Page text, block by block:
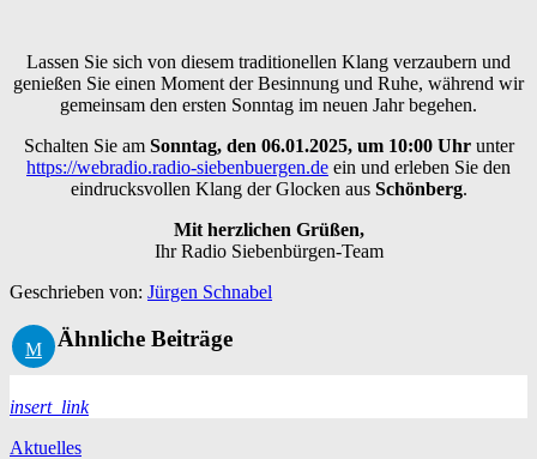
Lassen Sie sich von diesem traditionellen Klang verzaubern und
genießen Sie einen Moment der Besinnung und Ruhe, während wir
gemeinsam den ersten Sonntag im neuen Jahr begehen.
Schalten Sie am Sonntag, den 06.01.2025, um 10:00 Uhrunter
https://webradio.radio-siebenbuergen.de ein und erleben Sie den
eindrucksvollen Klang der Glocken aus Schönberg.
Mit herzlichen Grüßen,
Ihr Radio Siebenbürgen-Team
Geschrieben von: Jürgen Schnabel
Ähnliche Beiträge
insert_link
Aktuelles